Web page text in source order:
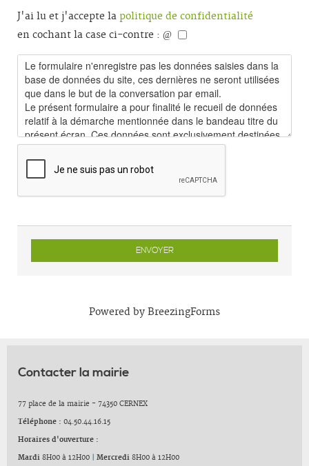
J'ai lu et j'accepte la politique de confidentialité
en cochant la case ci-contre :
ENVOYER
Powered by BreezingForms
Contacter la mairie
77 place de la mairie - 74350 CERNEX
Téléphone : 04.50.44.16.15
Horaires d'ouverture :
Mardi 8H00 à 12H00 Mercredi 8H00 à 12H00